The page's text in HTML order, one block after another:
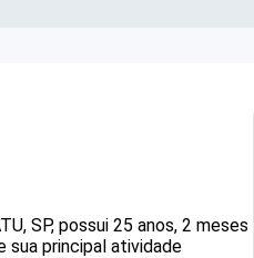
SP, possui 25 anos, 2 meses
sua principal atividade